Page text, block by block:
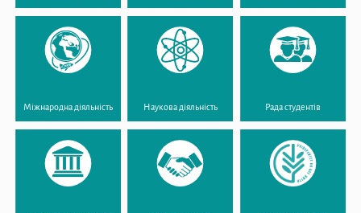
Міжнародна діяльність Наукова діяльність Рада студентів